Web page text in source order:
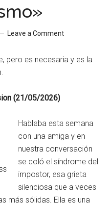
Leave a Comment
pero es necesaria y es la
(21/05/2026)
Hablaba esta semana
con una amiga y en
nuestra conversación
se coló el síndrome del
impostor, esa grieta
silenciosa que a veces
más sólidas. Ella es una